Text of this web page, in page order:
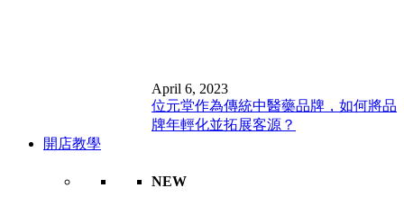
April 6, 2023
位元堂作為傳統中醫藥品牌，如何將品
牌年輕化並拓展客源？
開店教學
NEW